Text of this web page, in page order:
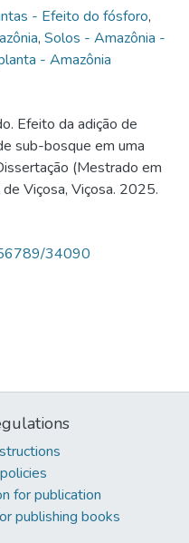
- Efeito do fósforo,
, Solos - Amazônia -
- Amazônia
Efeito da adição de
sub-bosque em uma
(Mestrado em
Viçosa, Viçosa. 2025.
34090
for publication
publishing books